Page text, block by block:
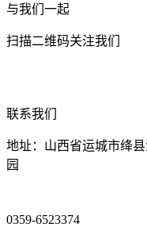
与我们一起
扫描二维码关注我们
联系我们
地址：山西省运城市绛
园
0359-6523374